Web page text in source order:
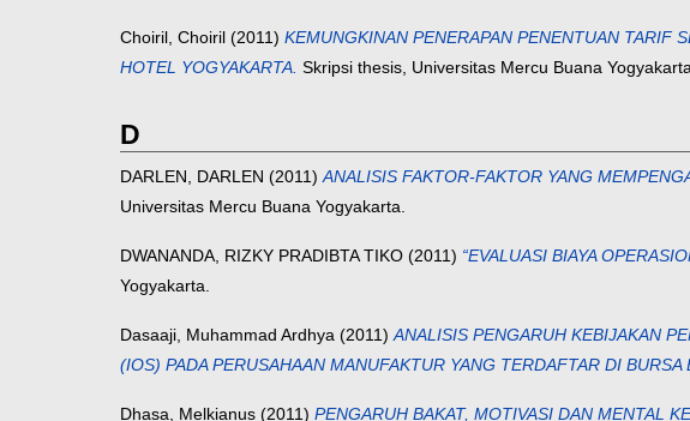
Choiril, Choiril (2011) KEMUNGKINAN PENERAPAN PENENTUAN TARIF
HOTEL YOGYAKARTA. Skripsi thesis, Universitas Mercu Buana
D
DARLEN, DARLEN (2011)ANALISIS FAKTOR-FAKTOR YANG
Universitas Mercu Buana Yogyakarta.
DWANANDA, RIZKY PRADIBTA TIKO (2011) “EVALUASI BIAYA
Yogyakarta.
Dasaaji, Muhammad Ardhya (2011)ANALISIS PENGARUH KEBIJAKAN
(IOS) PADA PERUSAHAAN MANUFAKTUR YANG TERDAFTAR DI BURSA
Dhasa, Melkianus (2011) PENGARUH BAKAT, MOTIVASI DAN MENTAL